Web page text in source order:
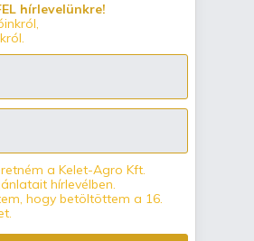
hírlevelünkre!
a Kelet-Agro Kft.
hírlevélben.
hogy betöltöttem a 16.